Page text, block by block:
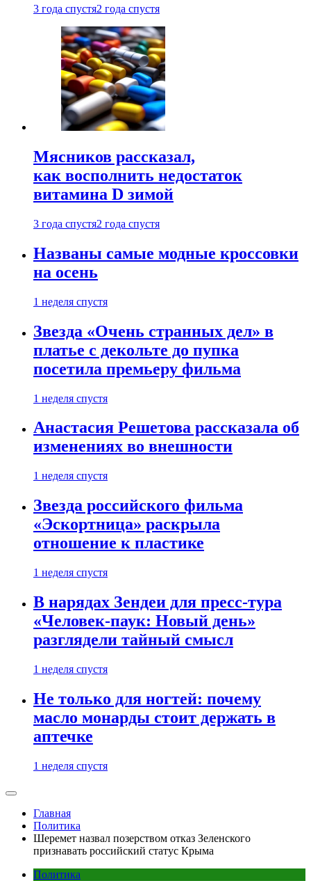
3 года спустя2 года спустя
Мясников рассказал,
как восполнить недостаток
витамина D зимой
3 года спустя2 года спустя
Названы самые модные кроссовки
на осень
1 неделя спустя
Звезда «Очень странных дел» в
платье с декольте до пупка
посетила премьеру фильма
1 неделя спустя
Анастасия Решетова рассказала об
изменениях во внешности
1 неделя спустя
Звезда российского фильма
«Эскортница» раскрыла
отношение к пластике
1 неделя спустя
В нарядах Зендеи для пресс-тура
«Человек-паук: Новый день»
разглядели тайный смысл
1 неделя спустя
Не только для ногтей: почему
масло монарды стоит держать в
аптечке
1 неделя спустя
Главная
Политика
Шеремет назвал позерством отказ Зеленского
признавать российский статус Крыма
Политика